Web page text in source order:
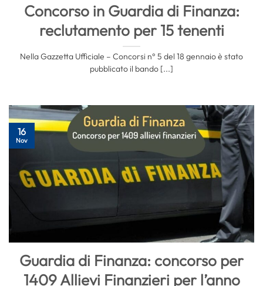
Concorso in Guardia di Finanza:
reclutamento per 15 tenenti
Nella Gazzetta Ufficiale – Concorsi n° 5 del 18 gennaio è stato
pubblicato il bando [...]
Guardia di Finanza: concorso per
1409 Allievi Finanzieri per l’anno
16
Nov